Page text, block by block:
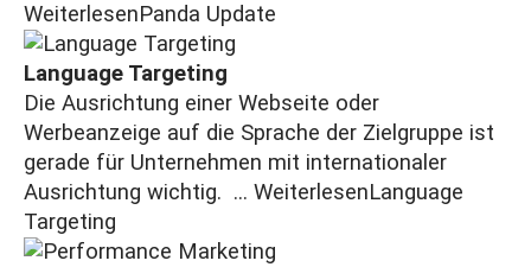
WeiterlesenPanda Update
Language Targeting
Die Ausrichtung einer Webseite oder
Werbeanzeige auf die Sprache der Zielgruppe ist
gerade für Unternehmen mit internationaler
Ausrichtung wichtig. ... WeiterlesenLanguage
Targeting